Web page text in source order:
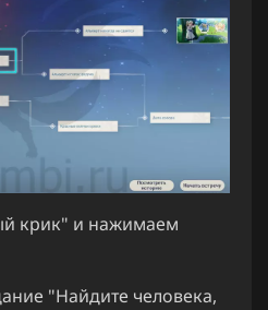
крик" и нажимаем
"Найдите человека,